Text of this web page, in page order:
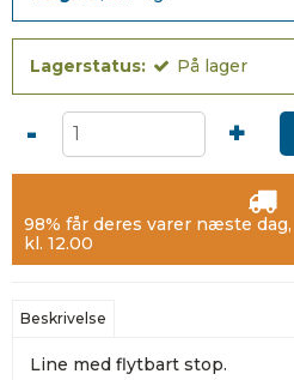
Lagerstatus: På lager
- +
98% får deres varer næste
kl. 12.00
Beskrivelse
Line med flytbart stop.